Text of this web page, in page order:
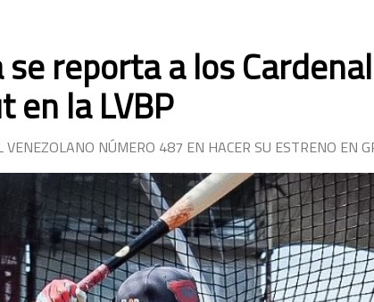
reporta a los
en la LVBP
NÚMERO 487 EN HACER SU ESTRENO EN